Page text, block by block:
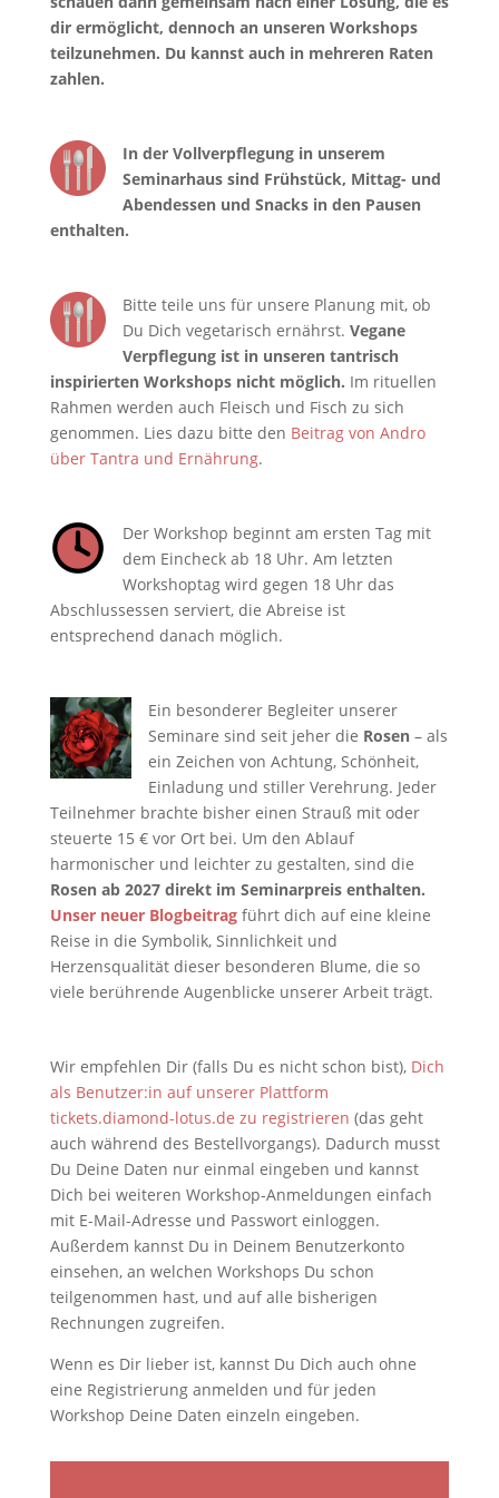
dir ermöglicht, dennoch an unseren Workshops
teilzunehmen. Du kannst auch in mehreren Raten
zahlen.
In der Vollverpflegung in unserem
Seminarhaus sind Frühstück, Mittag- und
Abendessen und Snacks in den Pausen
enthalten.
Bitte teile uns für unsere Planung mit, ob
Du Dich vegetarisch ernährst. Vegane
Verpflegung ist in unseren tantrisch
inspirierten Workshops nicht möglich. Im rituellen
Rahmen werden auch Fleisch und Fisch zu sich
genommen. Lies dazu bitte den Beitrag von Andro
über Tantra und Ernährung.
Der Workshop beginnt am ersten Tag mit
dem Eincheck ab 18 Uhr. Am letzten
Workshoptag wird gegen 18 Uhr das
Abschlussessen serviert, die Abreise ist
entsprechend danach möglich.
Ein besonderer Begleiter unserer
Seminare sind seit jeher die Rosen– als
ein Zeichen von Achtung, Schönheit,
Einladung und stiller Verehrung. Jeder
Teilnehmer brachte bisher einen Strauß mit oder
steuerte 15 € vor Ort bei. Um den Ablauf
harmonischer und leichter zu gestalten, sind die
Rosen ab 2027 direkt im Seminarpreis enthalten.
Unser neuer Blogbeitragführt dich auf eine kleine
Reise in die Symbolik, Sinnlichkeit und
Herzensqualität dieser besonderen Blume, die so
viele berührende Augenblicke unserer Arbeit trägt.
Wir empfehlen Dir (falls Du es nicht schon bist), Dich
als Benutzer:in auf unserer Plattform
tickets.diamond-lotus.de zu registrieren (das geht
auch während des Bestellvorgangs). Dadurch musst
Du Deine Daten nur einmal eingeben und kannst
Dich bei weiteren Workshop-Anmeldungen einfach
mit E-Mail-Adresse und Passwort einloggen.
Außerdem kannst Du in Deinem Benutzerkonto
einsehen, an welchen Workshops Du schon
teilgenommen hast, und auf alle bisherigen
Rechnungen zugreifen.
Wenn es Dir lieber ist, kannst Du Dich auch ohne
eine Registrierung anmelden und für jeden
Workshop Deine Daten einzeln eingeben.